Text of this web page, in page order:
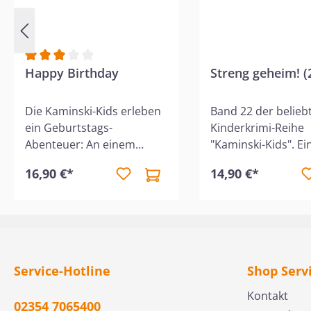
Durchschnittliche Bewertung von 3 von 5 Sternen
Happy Birthday
Die Kaminski-Kids erleben
ein Geburtstags-
Abenteuer: An einem
die Geschwister einen
Party ein – mit Torte, tollen
16,90 €*
Streng geheim!
Band 22 der
Kinderkrimi-Reihe
"Kaminski-Kids".
Freundschaft und
Geldschein bringt
ganze Klasse
14,90 €*
Service-Hotline
02354 7065400
Shop
Kontakt